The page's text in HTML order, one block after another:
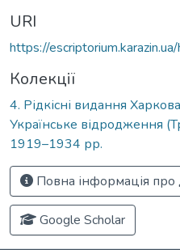
URI
https://
Колекції
4. Рідкісні видання
Українське відродження
1919–1934 рр.
Повна інформація про
Google Scholar